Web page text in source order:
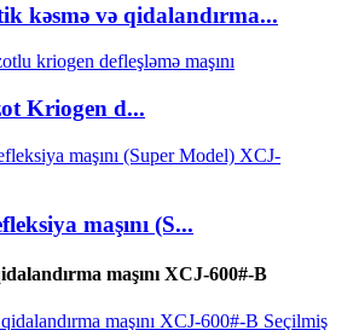
kəsmə və qidalandırma...
Kriogen d...
maşını (S...
maşını XCJ-600#-B